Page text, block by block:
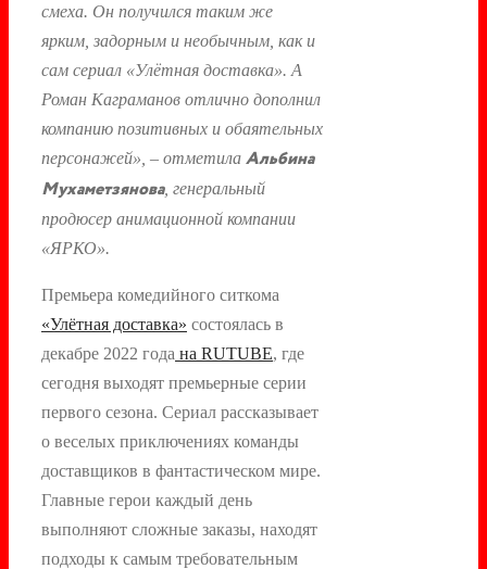
смеха. Он получился таким же
ярким, задорным и необычным, как и
сам сериал «Улётная доставка». А
Роман Каграманов отлично дополнил
компанию позитивных и обаятельных
персонажей», – отметила Альбина
Мухаметзянова, генеральный
продюсер анимационной компании
«ЯРКО».
Премьера комедийного ситкома
«Улётная доставка» состоялась в
декабре 2022 года на RUTUBE, где
сегодня выходят премьерные серии
первого сезона. Сериал рассказывает
о веселых приключениях команды
доставщиков в фантастическом мире.
Главные герои каждый день
выполняют сложные заказы, находят
подходы к самым требовательным